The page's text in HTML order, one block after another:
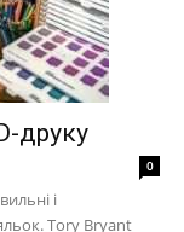
друку
0
і
Tory Bryant